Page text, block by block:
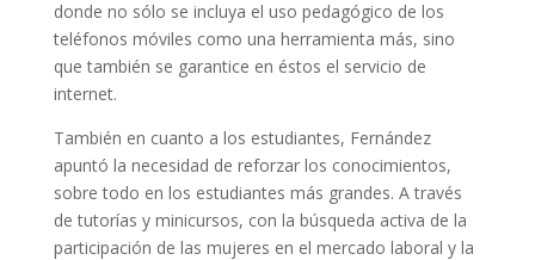
donde no sólo se incluya el uso pedagógico de los
teléfonos móviles como una herramienta más, sino
que también se garantice en éstos el servicio de
internet.
También en cuanto a los estudiantes, Fernández
apuntó la necesidad de reforzar los conocimientos,
sobre todo en los estudiantes más grandes. A través
de tutorías y minicursos, con la búsqueda activa de la
participación de las mujeres en el mercado laboral y la